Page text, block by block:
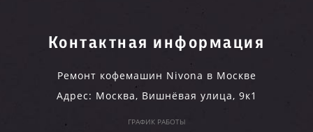
Контактная информация
Ремонт кофемашин Nivona в Москве
Адрес: Москва, Вишнёвая улица, 9к1
ГРАФИК РАБОТЫ